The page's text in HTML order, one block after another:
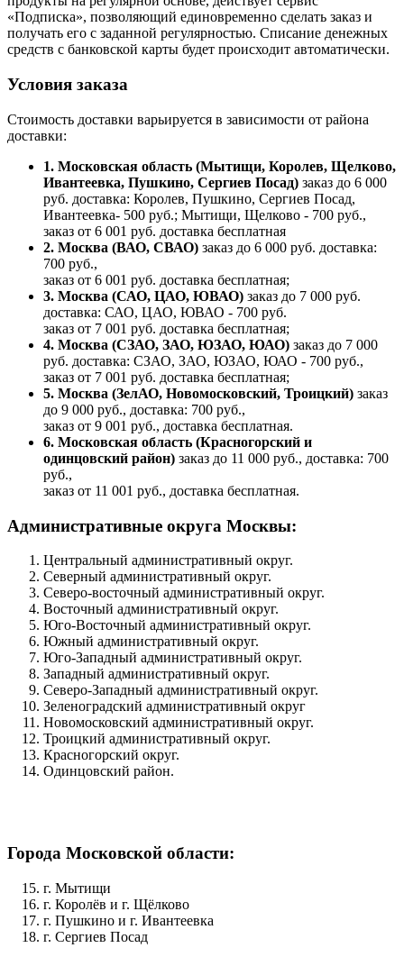
«Подписка», позволяющий единовременно сделать заказ и
получать его с заданной регулярностью. Списание денежных
средств с банковской карты будет происходит автоматически.
Условия заказа
Стоимость доставки варьируется в зависимости от района
доставки:
1. Московская область (Мытищи, Королев, Щелково,
Ивантеевка, Пушкино, Сергиев Посад) заказ до 6 000
руб. доставка: Королев, Пушкино, Сергиев Посад,
Ивантеевка- 500 руб.; Мытищи, Щелково - 700 руб.,
заказ от 6 001 руб. доставка бесплатная
2. Москва (ВАО, СВАО) заказ до 6 000 руб. доставка:
700 руб.,
заказ от 6 001 руб. доставка бесплатная;
3. Москва (САО, ЦАО, ЮВАО) заказ до 7 000 руб.
доставка: САО, ЦАО, ЮВАО - 700 руб.
заказ от 7 001 руб. доставка бесплатная;
4. Москва (СЗАО, ЗАО, ЮЗАО, ЮАО) заказ до 7 000
руб. доставка: СЗАО, ЗАО, ЮЗАО, ЮАО - 700 руб.,
заказ от 7 001 руб. доставка бесплатная;
5. Москва (ЗелАО, Новомосковский, Троицкий) заказ
до 9 000 руб., доставка: 700 руб.,
заказ от 9 001 руб., доставка бесплатная.
6. Московская область (Красногорский и
одинцовский район) заказ до 11 000 руб., доставка: 700
руб.,
заказ от 11 001 руб., доставка бесплатная.
Административные округа Москвы:
Центральный административный округ.
Северный административный округ.
Северо-восточный административный округ.
Восточный административный округ.
Юго-Восточный административный округ.
Южный административный округ.
Юго-Западный административный округ.
Западный административный округ.
Северо-Западный административный округ.
Зеленоградский административный округ
Новомосковский административный округ.
Троицкий административный округ.
Красногорский округ.
Одинцовский район.
Города Московской области:
г. Мытищи
г. Королёв и г. Щёлково
г. Пушкино и г. Ивантеевка
г. Сергиев Посад